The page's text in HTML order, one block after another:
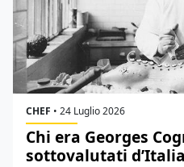
CHEF • 24 Luglio 2026
Chi era Georges
sottovalutati d’Italia